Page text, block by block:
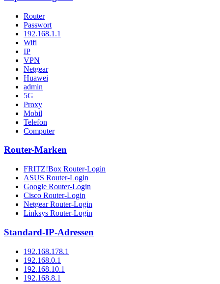
Router
Passwort
192.168.1.1
Wifi
IP
VPN
Netgear
Huawei
admin
5G
Proxy
Mobil
Telefon
Computer
Router-Marken
FRITZ!Box Router-Login
ASUS Router-Login
Google Router-Login
Cisco Router-Login
Netgear Router-Login
Linksys Router-Login
Standard-IP-Adressen
192.168.178.1
192.168.0.1
192.168.10.1
192.168.8.1